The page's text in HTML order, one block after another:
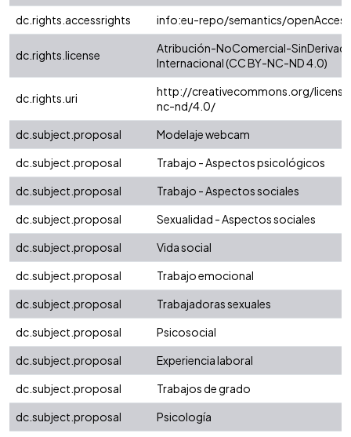
dc.rights.accessrights
info:eu-repo/semantics/openAccess
dc.rights.license
Atribución-NoComercial-
Internacional (CC BY-NC-ND 4.0)
dc.rights.uri
http://creativecommons.org/
nc-nd/4.0/
dc.subject.proposal
Modelaje webcam
dc.subject.proposal
Trabajo - Aspectos psicológicos
dc.subject.proposal
Trabajo - Aspectos sociales
dc.subject.proposal
Sexualidad - Aspectos sociales
dc.subject.proposal
Vida social
dc.subject.proposal
Trabajo emocional
dc.subject.proposal
Trabajadoras sexuales
dc.subject.proposal
Psicosocial
dc.subject.proposal
Experiencia laboral
dc.subject.proposal
Trabajos de grado
dc.subject.proposal
Psicología